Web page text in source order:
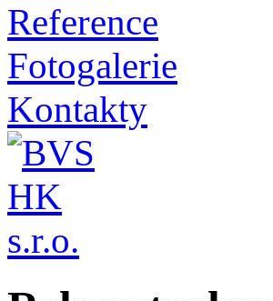
Reference
Fotogalerie
Kontakty